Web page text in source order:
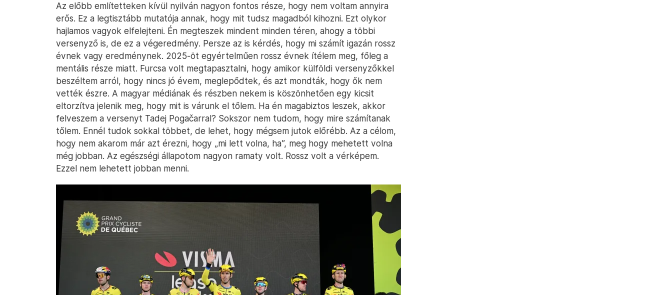
Az előbb említetteken kívül nyilván nagyon fontos része, hogy nem voltam annyira
erős. Ez a legtisztább mutatója annak, hogy mit tudsz magadból kihozni. Ezt olykor
hajlamos vagyok elfelejteni. Én megteszek mindent minden téren, ahogy a többi
versenyző is, de ez a végeredmény. Persze az is kérdés, hogy mi számít igazán rossz
évnek vagy eredménynek. 2025-öt egyértelműen rossz évnek ítélem meg, főleg a
mentális része miatt. Furcsa volt megtapasztalni, hogy amikor külföldi versenyzőkkel
beszéltem arról, hogy nincs jó évem, meglepődtek, és azt mondták, hogy ők nem
vették észre. A magyar médiának és részben nekem is köszönhetően egy kicsit
eltorzítva jelenik meg, hogy mit is várunk el tőlem. Ha én magabiztos leszek, akkor
felveszem a versenyt Tadej Pogačarral? Sokszor nem tudom, hogy mire számítanak
tőlem. Ennél tudok sokkal többet, de lehet, hogy mégsem jutok előrébb. Az a célom,
hogy nem akarom már azt érezni, hogy „mi lett volna, ha”, meg hogy mehetett volna
még jobban. Az egészségi állapotom nagyon ramaty volt. Rossz volt a vérképem.
Ezzel nem lehetett jobban menni.